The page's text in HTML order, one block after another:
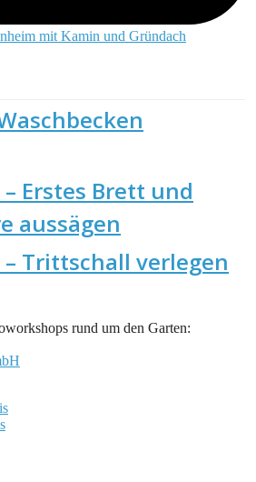
mit Kamin und Gründach
Erstes Brett und
aussägen
Trittschall verlegen
rund um den Garten: